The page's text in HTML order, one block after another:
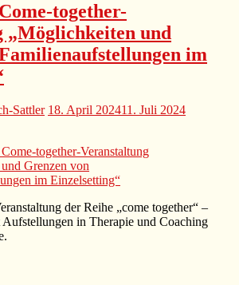
together-
„Möglichkeiten und
im
Sattler 18. April 202411. Juli 2024
der Reihe „come together“ –
Aufstellungen in Therapie und Coaching